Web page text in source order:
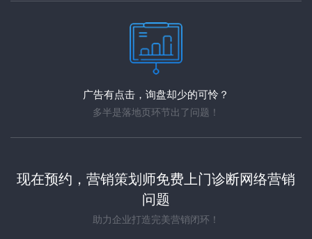
广告有点击，询盘却少的可怜？
多半是落地页环节出了问题！
现在预约，营销策划师免费上门诊断网络营销
问题
助力企业打造完美营销闭环！